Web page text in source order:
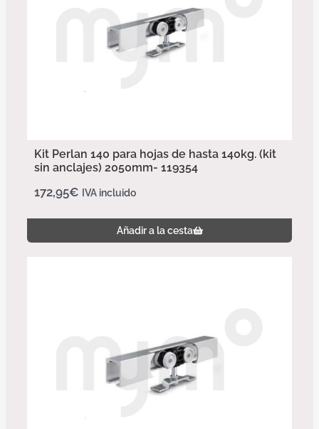
Kit Perlan 140 para hojas de hasta 140kg. (kit
sin anclajes) 2050mm- 119354
172,95€ IVA incluido
Añadir a la cesta